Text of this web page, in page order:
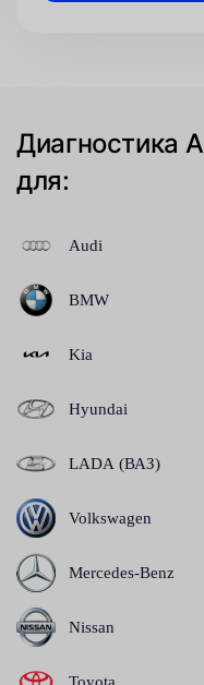
Диагностика
для:
Audi
BMW
Kia
Hyundai
LADA (ВАЗ)
Volkswagen
Mercedes-Benz
Nissan
Toyota